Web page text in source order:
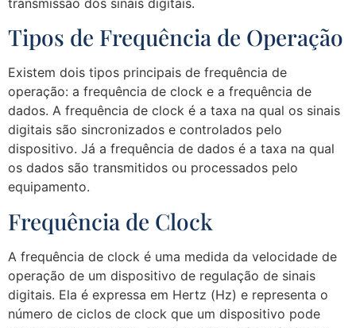
Tipos de Frequência de Operação
Existem dois tipos principais de frequência de
operação: a frequência de clock e a frequência de
dados. A frequência de clock é a taxa na qual os sinais
digitais são sincronizados e controlados pelo
dispositivo. Já a frequência de dados é a taxa na qual
os dados são transmitidos ou processados pelo
equipamento.
Frequência de Clock
A frequência de clock é uma medida da velocidade de
operação de um dispositivo de regulação de sinais
digitais. Ela é expressa em Hertz (Hz) e representa o
número de ciclos de clock que um dispositivo pode